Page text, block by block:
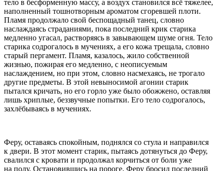
тело в бесформенную массу, а воздух становился всё тяжелее,
наполненный тошнотворным ароматом сгоревшей плоти.
Пламя продолжало свой беспощадный танец, словно
наслаждаясь страданиями, пока последний крик старика
медленно угасал, растворяясь в завывающем шуме огня. Тело
старика содрогалось в мучениях, а его кожа трещала, словно
старый пергамент. Пламя, казалось, жило собственной
жизнью, пожирая его медленно, с неописуемым
наслаждением, но при этом, словно насмехаясь, не трогало
другие предметы. В этой невыносимой агонии старик
пытался кричать, но его горло уже было обожжено, оставляя
лишь хриплые, беззвучные попытки. Его тело содрогалось,
захлёбываясь в мучениях.
Феру, оставаясь спокойным, поднялся со стула и направился
к двери. В этот момент старик, пытаясь дотянуться до Феру,
свалился с кровати и продолжал корчиться от боли уже
на полу. Остановившись на пороге, Феру бросил последний